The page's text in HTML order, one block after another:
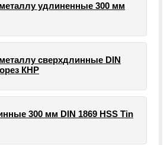
удлиненные 300 мм
сверхдлинные DIN
КНР
300 мм DIN 1869 HSS Tin